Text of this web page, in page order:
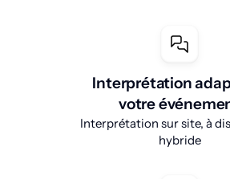
Interprétation
votre
Interprétation sur site, à
hybride